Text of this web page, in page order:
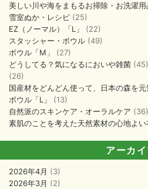
美しい川や海をまもるお掃除・お洗濯用
雪室ぬか・レシピ (25)
EZ（ノーマル）「L」
(22)
スタッシャー・ボウル (49)
ボウル「M」
(27)
どうしてる？気になるにおいや雑菌 (45)
(26)
国産材をどんどん使って、日本の森を元
ボウル「L」
(13)
自然派のスキンケア・オーラルケア (36)
素肌のことを考えた天然素材の心地よい
アーカ
2026年4月 (3)
2026年3月 (2)